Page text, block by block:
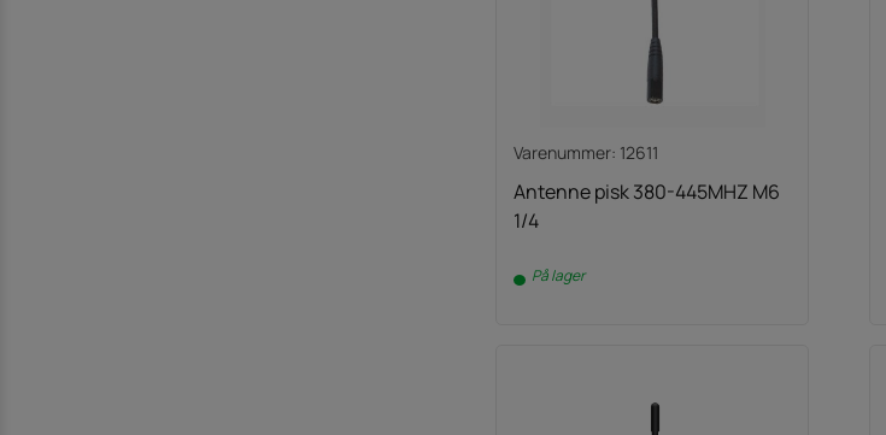
Varenummer: 12611
Antenne pisk 380-445MHZ M6
1/4
På lager